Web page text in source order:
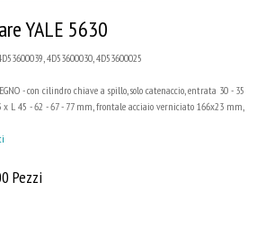
YALE 5630
4D53600030, 4D53600025
- con cilindro chiave a spillo, solo catenaccio, entrata 30 - 35
x L 45 - 62 - 67 - 77 mm, frontale acciaio verniciato 166x23 mm,
Pezzi